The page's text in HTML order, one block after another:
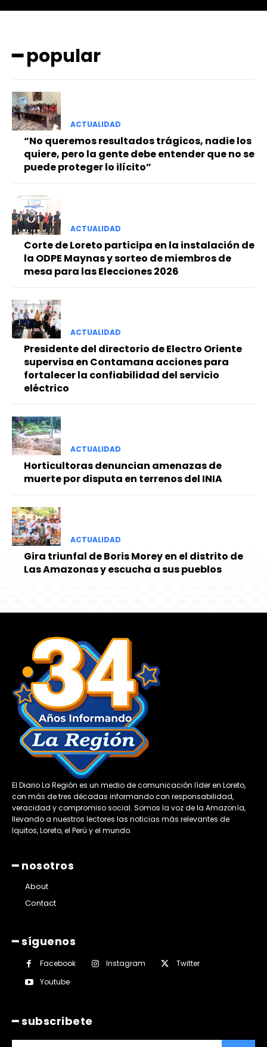
━ popular
ACTUALIDAD
“No queremos resultados trágicos, nadie los
quiere, pero la gente debe entender que no se
puede proteger lo ilícito”
ACTUALIDAD
Corte de Loreto participa en la instalación de
la ODPE Maynas y sorteo de miembros de
mesa para las Elecciones 2026
ACTUALIDAD
Presidente del directorio de Electro Oriente
supervisa en Contamana acciones para
fortalecer la confiabilidad del servicio
eléctrico
ACTUALIDAD
Horticultoras denuncian amenazas de
muerte por disputa en terrenos del INIA
ACTUALIDAD
Gira triunfal de Boris Morey en el distrito de
Las Amazonas y escucha a sus pueblos
El Diario La Región es un medio de comunicación líder en Loreto,
con más de tres décadas informando con responsabilidad,
veracidad y compromiso social. Somos la voz de la Amazonía,
llevando a nuestros lectores las noticias más relevantes de
Iquitos, Loreto, el Perú y el mundo.
━ nosotros
About
Contact
━ síguenos
Facebook Instagram
Twitter
Youtube
━ subscribete